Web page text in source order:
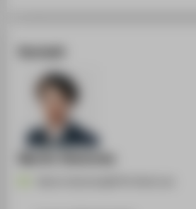
Kontakt
Martin Steinicke
ÜBER DIE HTW BERLIN